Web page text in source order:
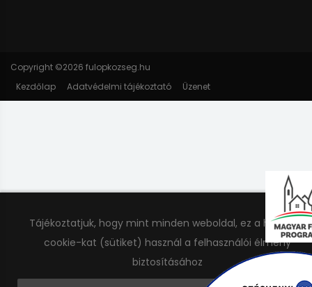
Tájékoztatjuk, hogy mint minden weboldal, ez a honlap is
cookie-kat (sütiket) használ a felhasználói élmény
biztosításához
Copyright ©2026 fulopkozseg.hu
Kezdőlap
Adatvédelmi tájékoztató Üzenet